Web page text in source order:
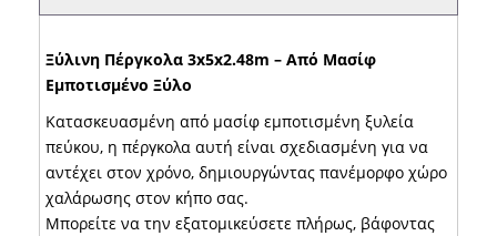
Ξύλινη Πέργκολα 3x5x2.48m – Από Μασίφ
Εμποτισμένο Ξύλο
Κατασκευασμένη από μασίφ εμποτισμένη ξυλεία
πεύκου, η πέργκολα αυτή είναι σχεδιασμένη για να
αντέχει στον χρόνο, δημιουργώντας πανέμορφο χώρο
χαλάρωσης στον κήπο σας.
Μπορείτε να την εξατομικεύσετε πλήρως, βάφοντας